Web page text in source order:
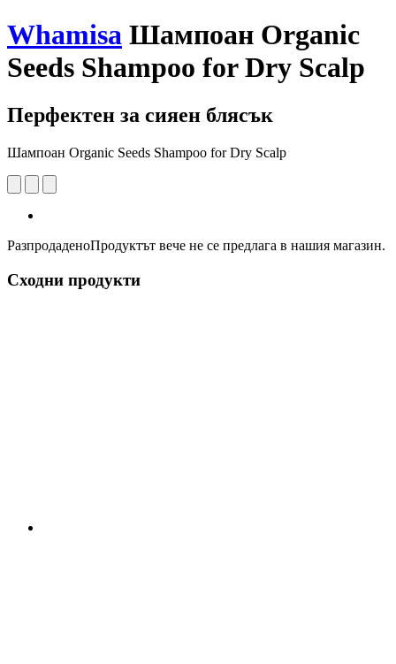
Whamisa Шампоан Organic
Seeds Shampoo for Dry Scalp
Перфектен за сияен блясък
Шампоан Organic Seeds Shampoo for Dry Scalp
РазпродаденоПродуктът вече не се предлага в нашия магазин.
Сходни продукти